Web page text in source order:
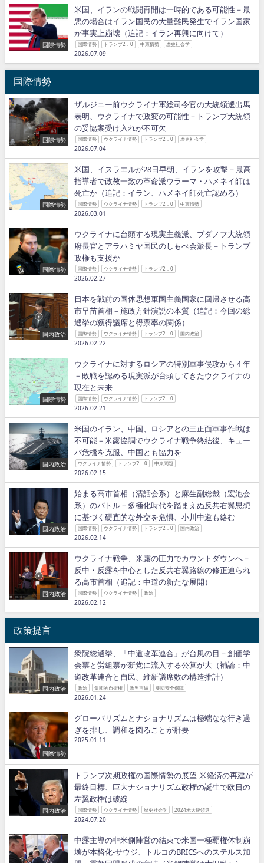
国際情勢
米国、イランの戦闘再開は一時的である可能性－最
悪の場合はイラン国民の大量難民発生でイラン国家
が事実上崩壊（追記：イラン再興に向けて）
国際情勢 トランプ2．0 中東情勢 歴史社会学
2026.07.09
国際情勢
国際情勢
ザルジニー前ウクライナ軍総司令官の大統領選出馬
表明、ウクライナで政変の可能性－トランプ大統領
の妥協案受け入れが不可欠
国際情勢 ウクライナ情勢 トランプ2．0 歴史社会学
2026.07.04
国際情勢
米国、イスラエルが28日早朝、イランを攻撃－最高
指導者で政教一致の革命派ウラーマ・ハメネイ師は
死亡か（追記：イラン、ハメネイ師死亡認める）
国際情勢 ウクライナ情勢 トランプ2．0 中東情勢
2026.03.01
国際情勢
ウクライナに台頭する現実主義派、ブダノフ大統領
府長官とアラハミヤ国民のしもべ会派長－トランプ
政権も支援か
国際情勢 ウクライナ情勢 トランプ2．0
2026.02.27
国内政治
日本を戦前の国体思想軍国主義国家に回帰させる高
市早苗首相－施政方針演説の本質（追記：今回の総
選挙の獲得議席と得票率の関係）
国際情勢 ウクライナ情勢 トランプ2．0 国内政治
2026.02.22
国際情勢
ウクライナに対するロシアの特別軍事侵攻から４年
－敗戦を認める現実派が台頭してきたウクライナの
現在と未来
国際情勢 ウクライナ情勢 トランプ2．0
2026.02.21
国内政治
米国のイラン、中国、ロシアとの三正面軍事作戦は
不可能－米露協調でウクライナ戦争終結後、キュー
バ危機を克服、中国とも協力を
ウクライナ情勢 トランプ2．0 中東問題
2026.02.15
国内政治
始まる高市首相（清話会系）と麻生副総裁（宏池会
系）のバトル－多極化時代を踏まえぬ反共右翼思想
に基づく硬直的な外交を危惧、小川中道も絡む
国際情勢 ウクライナ情勢 トランプ2．0 国内政治
2026.02.14
国内政治
ウクライナ戦争、米露の圧力でカウントダウンへ－
反中・反露を中心とした反共右翼路線の修正迫られ
る高市首相（追記：中道の新たな展開）
国際情勢 ウクライナ情勢 政治
2026.02.12
政策提言
国内政治
衆院総選挙、「中道改革連合」が台風の目－創価学
会票と労組票が新党に流入する公算が大（補論：中
道改革連合と自民、維新議席数の構造推計）
政治 集団的自衛権 政界再編 集団安全保障
2026.01.24
国際情勢
グローバリズムとナショナリズムは極端なな行き過
ぎを排し、調和を図ることが肝要
2025.01.11
国内政治
トランプ次期政権の国際情勢の展望−米経済の再建が
最終目標、巨大ナショナリズム政権の誕生で欧日の
左翼政権は破綻
国際情勢 ウクライナ情勢 歴史社会学 2024米大統領選
2024.07.20
中露主導の非米側陣営の結束で米国一極覇権体制崩
壊が本格化−サウジ、トルコのBRICSへのステルス加